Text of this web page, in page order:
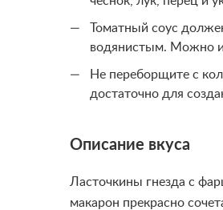
Томатный соус
водянистым. Можно
Не переборщите с
достаточно для
Описание вкуса
Ласточкины гнезда с
макарон прекрасно